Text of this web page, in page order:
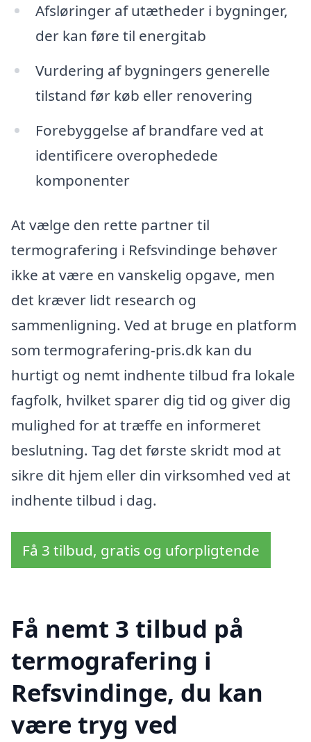
Afsløringer af utætheder i bygninger,
der kan føre til energitab
Vurdering af bygningers generelle
tilstand før køb eller renovering
Forebyggelse af brandfare ved at
identificere overophedede
komponenter
At vælge den rette partner til
termografering i Refsvindinge behøver
ikke at være en vanskelig opgave, men
det kræver lidt research og
sammenligning. Ved at bruge en platform
som termografering-pris.dk kan du
hurtigt og nemt indhente tilbud fra lokale
fagfolk, hvilket sparer dig tid og giver dig
mulighed for at træffe en informeret
beslutning. Tag det første skridt mod at
sikre dit hjem eller din virksomhed ved at
indhente tilbud i dag.
Få 3 tilbud, gratis og uforpligtende
Få nemt 3 tilbud på
termografering i
Refsvindinge, du kan
være tryg ved